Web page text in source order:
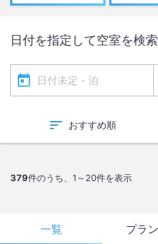
日付を指定して空室を検
おすすめ順
379件のうち、 1～20件を表示
一覧 プラ